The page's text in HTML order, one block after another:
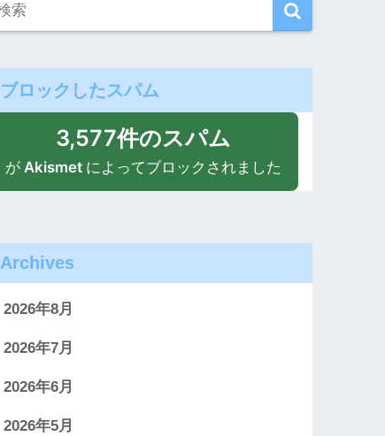
ブロックしたスパム
3,577件のスパム
が Akismet によってブロックされました
Archives
2026年8月
2026年7月
2026年6月
2026年5月